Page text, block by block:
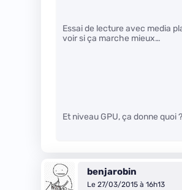
Essai de lecture avec media
voir si ça marche mieux…
Et niveau GPU, ça donne quoi ?
benjarobin
Le 27/03/2015 à 16h13